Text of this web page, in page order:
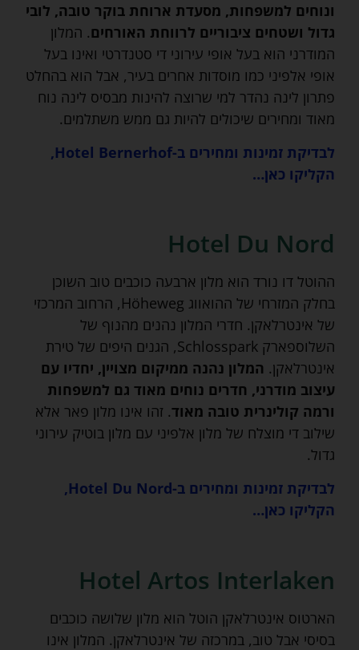
ונוחים למשפחות, מסעדת ארוחת בוקר טובה, לובי
גדול ושטחים ציבוריים לרווחת האורחים. המלון
המודרני הוא בעל אופי עירוני די סטנדרטי ואינו בעל
אופי אלפיני כמו מוסדות אחרים בעיר, אבל הוא בהחלט
פתרון לינה נהדר למי שרוצה להינות מבסיס לינה נוח
מאוד ומחירים שיכולים להיות גם ממש משתלמים.
לבדיקת זמינות ומחירים ב-Hotel Bernerhof,
הקליקו כאן…
Hotel Du Nord
ההוטל דו נורד הוא מלון ארבעה כוכבים טוב השוכן
בחלק המזרחי של ההואווג Höheweg, הרחוב המרכזי
של אינטרלאקן. חדרי המלון נהנים מהנוף של
השלוספארק Schlosspark, הגנים היפים של טירת
אינטרלאקן.המלון נהנה ממיקום מצויין, יחדיו עם
עיצוב מודרני, חדרים נוחים מאוד גם למשפחות
ורמה קולינרית טובה מאוד. זהו אינו מלון פאר אלא
שילוב די מוצלח של מלון אלפיני עם מלון בוטיק עירוני
גדול.
לבדיקת זמינות ומחירים ב-Hotel Du Nord,
הקליקו כאן…
Hotel Artos Interlaken
הארטוס אינטרלאקן הוטל הוא מלון שלושה כוכבים
בסיסי אבל טוב, במרכזה של אינטרלאקן. המלון אינו